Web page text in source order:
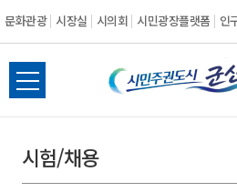
문화관광 시장실 시의회 시민광장플랫폼 인
시
민
전
체
뉴
열
시험/채용